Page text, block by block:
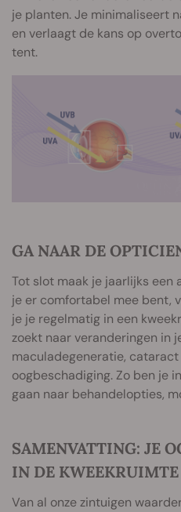
je planten. Je minimaliseert
en verlaagt de kans op
tent.
GA NAAR DE
Tot slot maak je jaarlijks een
je er comfortabel mee bent,
je je regelmatig in een
zoekt naar veranderingen in
maculadegeneratie,
oogbeschadiging. Zo ben je
gaan naar behandelopties,
SAMENVATTING: JE
IN DE KWEEKRUIMTE
Van al onze zintuigen